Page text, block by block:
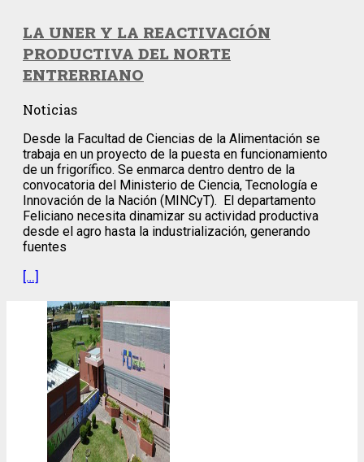
LA UNER Y LA REACTIVACIÓN
PRODUCTIVA DEL NORTE
ENTRERRIANO
Noticias
Desde la Facultad de Ciencias de la Alimentación se
trabaja en un proyecto de la puesta en funcionamiento
de un frigorífico. Se enmarca dentro dentro de la
convocatoria del Ministerio de Ciencia, Tecnología e
Innovación de la Nación (MINCyT). El departamento
Feliciano necesita dinamizar su actividad productiva
desde el agro hasta la industrialización, generando
fuentes
[…]